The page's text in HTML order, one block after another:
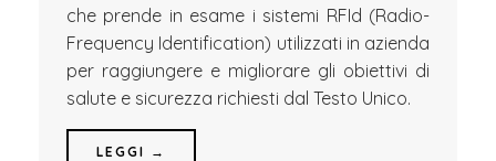
che prende in esame i sistemi RFId (Radio-
Frequency Identification) utilizzati in azienda
per raggiungere e migliorare gli obiettivi di
salute e sicurezza richiesti dal Testo Unico.
LEGGI →